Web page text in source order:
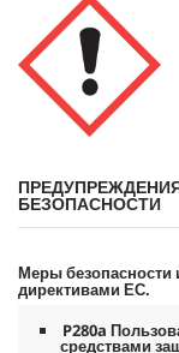
БЕЗОПАСНОСТИ
Меры безопасности
директивами ЕС.
P280a
средствами